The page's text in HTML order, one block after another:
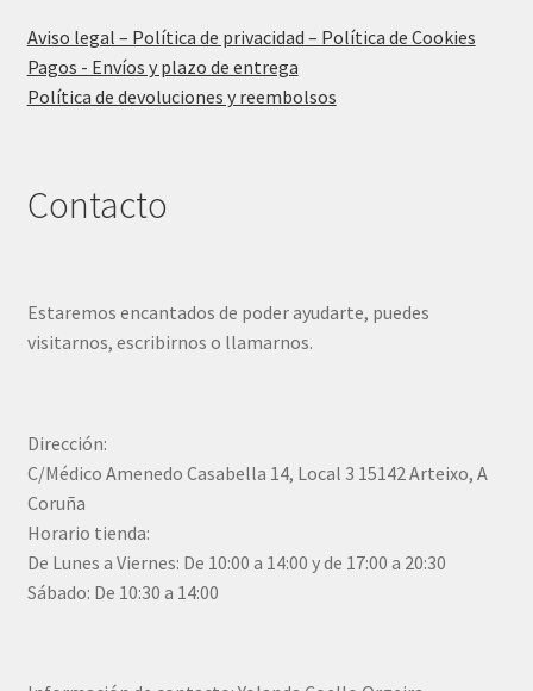
Aviso legal – Política de privacidad – Política de Cookies
Pagos - Envíos y plazo de entrega
Política de devoluciones y reembolsos
Contacto
Estaremos encantados de poder ayudarte, puedes
visitarnos, escribirnos o llamarnos.
Dirección:
C/Médico Amenedo Casabella 14, Local 3 15142 Arteixo, A
Coruña
Horario tienda:
De Lunes a Viernes: De 10:00 a 14:00 y de 17:00 a 20:30
Sábado: De 10:30 a 14:00